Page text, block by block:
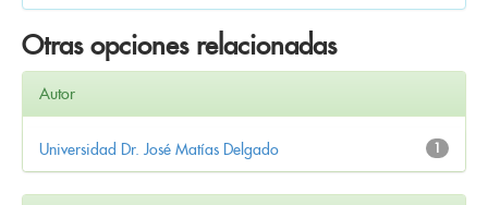
Otras opciones relacionadas
Autor
1
Universidad Dr. José Matías Delgado